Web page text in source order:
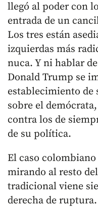
llegó al poder con
entrada de un
Los tres están
izquierdas más
nuca. Y ni hablar
Donald Trump se
establecimiento de
sobre el
contra los de
de su política.
El caso
mirando al resto
tradicional viene
derecha de ruptura.